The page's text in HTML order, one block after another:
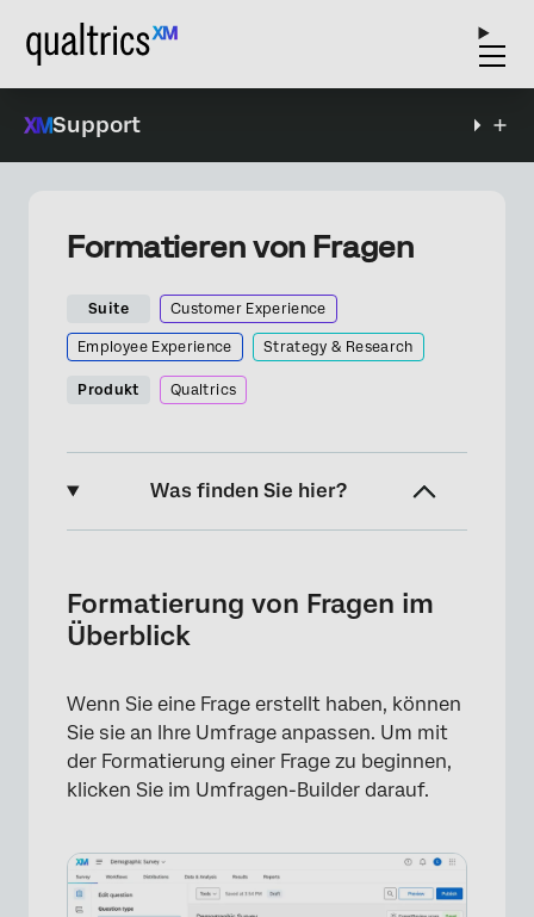
Support
Formatieren von Fragen
Suite Customer Experience
Employee Experience Strategy & Research
Produkt Qualtrics
Was finden Sie hier?
Fragetext bearbeiten
&amp hinzufügen; Antwortmöglichkeiten
Fragenbeschriftungen bearbeiten
Fragennummern
Validierung hinzufügen
Fragenverhalten
Formatierung von Fragen im
Überblick
Wenn Sie eine Frage erstellt haben, können
Sie sie an Ihre Umfrage anpassen. Um mit
der Formatierung einer Frage zu beginnen,
klicken Sie im Umfragen-Builder darauf.